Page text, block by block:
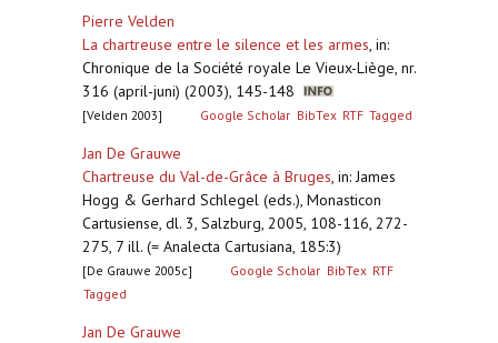
Pierre Velden
La chartreuse entre le silence et les armes, in:
Chronique de la Société royale Le Vieux-Liège, nr.
316 (april-juni) (2003), 145-148
[Velden 2003] Google Scholar BibTex RTF Tagged
Jan De Grauwe
Chartreuse du Val-de-Grâce à Bruges, in: James
Hogg & Gerhard Schlegel (eds.), Monasticon
Cartusiense, dl. 3, Salzburg, 2005, 108-116, 272-
275, 7 ill. (= Analecta Cartusiana, 185:3)
[De Grauwe 2005c] Google Scholar BibTex RTF
Tagged
Jan De Grauwe